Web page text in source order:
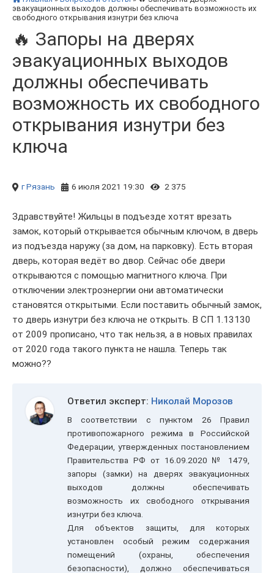
эвакуационных выходов должны обеспечивать возможность их
свободного открывания изнутри без ключа
🔥 Запоры на дверях
эвакуационных выходов
должны обеспечивать
возможность их свободного
открывания изнутри без
ключа
г Рязань 6 июля 2021 19:30 2 375
Здравствуйте! Жильцы в подъезде хотят врезать
замок, который открывается обычным ключом, в дверь
из подъезда наружу (за дом, на парковку). Есть вторая
дверь, которая ведёт во двор. Сейчас обе двери
открываются с помощью магнитного ключа. При
отключении электроэнергии они автоматически
становятся открытыми. Если поставить обычный замок,
то дверь изнутри без ключа не открыть. В СП 1.13130
от 2009 прописано, что так нельзя, а в новых правилах
от 2020 года такого пункта не нашла. Теперь так
можно??
Ответил эксперт: Николай Морозов
В соответствии с пунктом 26 Правил
противопожарного режима в Российской
Федерации, утвержденных постановлением
Правительства РФ от 16.09.2020 № 1479,
запоры (замки) на дверях эвакуационных
выходов должны обеспечивать
возможность их свободного открывания
изнутри без ключа.
Для объектов защиты, для которых
установлен особый режим содержания
помещений (охраны, обеспечения
безопасности), должно обеспечиваться